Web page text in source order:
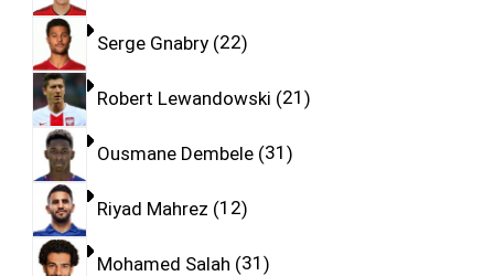
Serge Gnabry 22
Robert Lewandowski 21
Ousmane Dembele 31
Riyad Mahrez 12
Mohamed Salah 31